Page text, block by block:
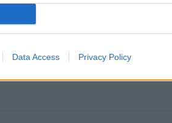
Data Access Privacy Policy
artimieji laukė dvi savaites
kalta ne liga, o viena dažna